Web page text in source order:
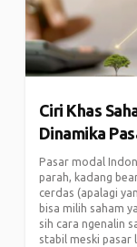
Ciri Khas
Dinamika
Pasar modal
parah, kadang
cerdas (apalagi
bisa milih saham
sih cara ngenalin
stabil meski pasar